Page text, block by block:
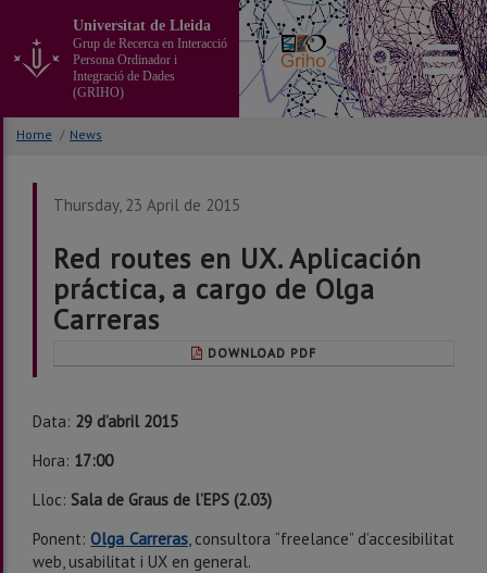
the
main
of
the
Universitat de Lleida
Grup de Recerca en Interacció
Persona Ordinador i
Integració de Dades
(GRIHO)
Home / News
Thursday, 23 April de 2015
Red routes en UX. Aplicación
práctica, a cargo de Olga
Carreras
DOWNLOAD PDF
Data: 29 d’abril 2015
Hora: 17:00
Lloc: Sala de Graus de l’EPS (2.03)
Ponent:Olga Carreras, consultora “freelance” d’accesibilitat
web, usabilitat i UX en general.